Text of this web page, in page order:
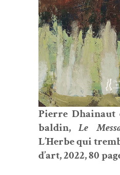
Pierre
baldin,Le
L’Herbe qui
d’art, 2022, 80